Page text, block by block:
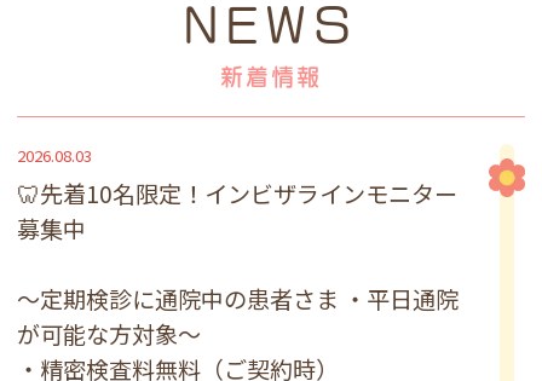
NEWS
新着情報
2026.08.03
🦷先着10名限定！インビザラインモニター
募集中
～定期検診に通院中の患者さま ・平日通院
が可能な方対象～
・精密検査料無料（ご契約時）